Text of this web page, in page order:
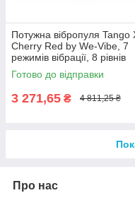
Потужна вібропуля Tango
Cherry Red by We-Vibe, 7
режимів вібрації, 8 рівнів
інтенсивності
Готово до відправки
3 271,65 ₴ 4 811,25 ₴
Про нас